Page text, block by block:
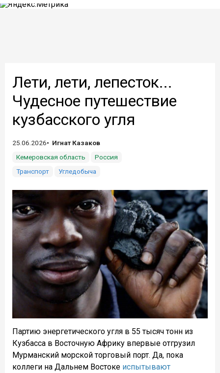
Лети, лети, лепесток...
Чудесное путешествие
кузбасского угля
25.06.2026
Игнат Казаков
Кемеровская область
Россия
Транспорт
Угледобыча
Партию энергетического угля в 55 тысяч тонн из
Кузбасса в Восточную Африку впервые отгрузил
Мурманский морской торговый порт. Да, пока
коллеги на Дальнем Востоке испытывают